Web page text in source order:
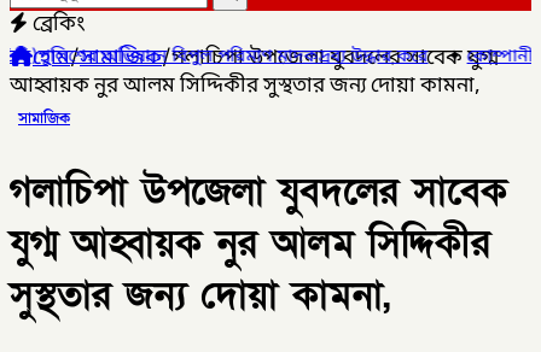
ব্রেকিং
বিপুল পরিমাণ মাদকদ্রব্য উদ্ধার করে✦কোম্পানীগঞ্জে জুলাই
হোম/সামাজিক/গলাচিপা উপজেলা যুবদলের সাবেক যুগ্ম
আহ্বায়ক নুর আলম সিদ্দিকীর সুস্থতার জন্য দোয়া কামনা,
সামাজিক
গলাচিপা উপজেলা যুবদলের সাবেক
যুগ্ম আহ্বায়ক নুর আলম সিদ্দিকীর
সুস্থতার জন্য দোয়া কামনা,